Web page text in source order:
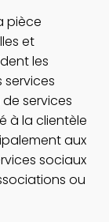
pièce
et
les
services
à la clientèle
aux
sociaux
ou